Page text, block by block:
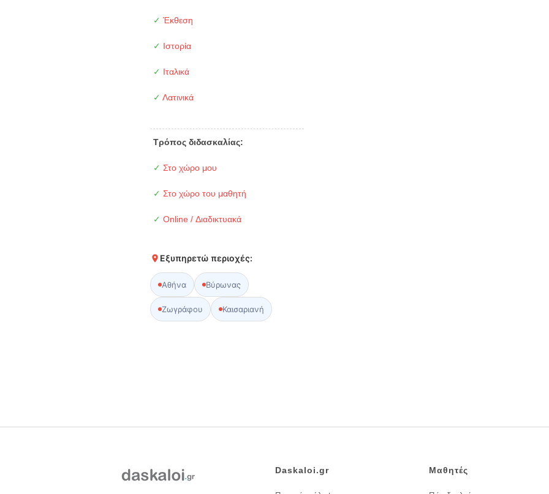
✓ Έκθεση
✓ Ιστορία
✓ Ιταλικά
✓ Λατινικά
Τρόπος διδασκαλίας:
✓ Στο χώρο μου
✓ Στο χώρο του μαθητή
✓ Online / Διαδικτυακά
Εξυπηρετώ περιοχές:
Αθήνα Βύρωνας
Ζωγράφου Καισαριανή
Daskaloi.gr Μαθητές